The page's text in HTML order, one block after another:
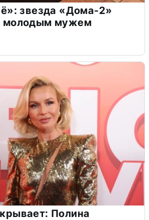
звезда «Дома-2»
молодым мужем
Полина